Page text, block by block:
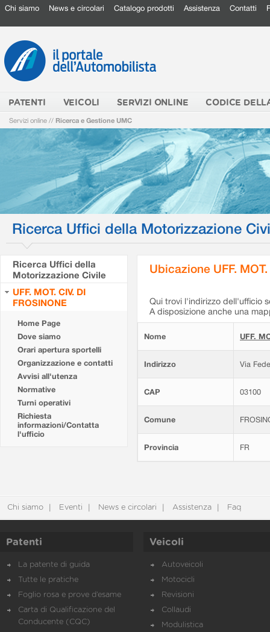
Chi siamo News e circolari Catalogo prodotti Assistenza Contatti
PATENTI VEICOLI SERVIZI ONLINE CODICE
Servizi online // Ricerca e Gestione UMC
Ricerca Uffici della Motorizzazione
Ricerca Uffici della
Motorizzazione Civile
UFF. MOT. CIV. DI
FROSINONE
Home Page
Dove siamo
Orari apertura sportelli
Organizzazione e contatti
Avvisi all'utenza
Normative
Turni operativi
Richiesta
informazioni/Contatta
l'ufficio
Ubicazione UFF.
Qui trovi l'indirizzo dell'ufficio
A disposizione anche una
Nome UFF.
Indirizzo Via
CAP 03100
Comune
Provincia FR
Chi siamo Eventi News e circolari Assistenza Faq
Patenti
La patente di guida
Tutte le pratiche
Foglio rosa e prove d’esame
Carta di Qualificazione del
Conducente (CQC)
Veicoli
Autoveicoli
Motocicli
Revisioni
Collaudi
Modulistica